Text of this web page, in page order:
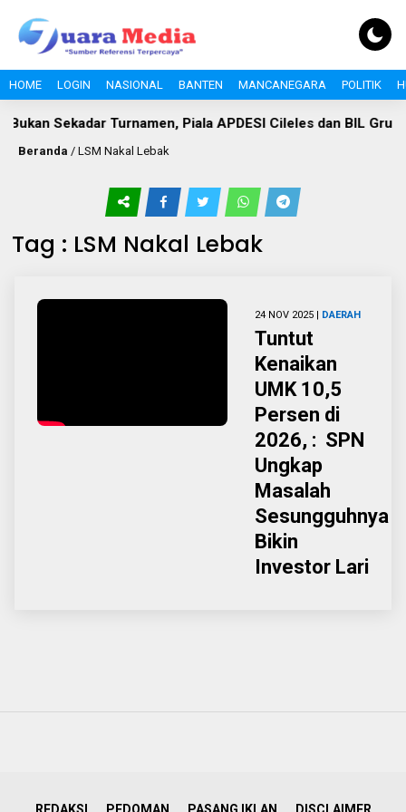
HOME LOGIN NASIONAL BANTEN MANCANEGARA POLITIK
Bukan Sekadar Turnamen, Piala APDESI Cileles dan BIL
Beranda / LSM Nakal Lebak
Tag : LSM Nakal Lebak
24 NOV 2025 | DAERAH
Tuntut
Kenaikan
UMK 10,5
Persen di
2026, : SPN
Ungkap
Masalah
Sesungguhnya
Bikin
Investor Lari